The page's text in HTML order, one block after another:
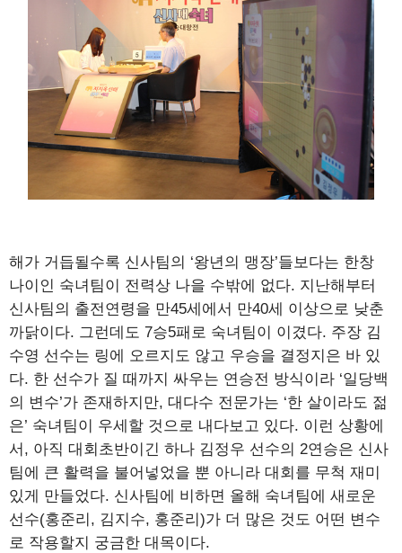
해가 거듭될수록 신사팀의 ‘왕년의 맹장’들보다는 한창
나이인 숙녀팀이 전력상 나을 수밖에 없다. 지난해부터
신사팀의 출전연령을 만45세에서 만40세 이상으로 낮춘
까닭이다. 그런데도 7승5패로 숙녀팀이 이겼다. 주장 김
수영 선수는 링에 오르지도 않고 우승을 결정지은 바 있
다. 한 선수가 질 때까지 싸우는 연승전 방식이라 ‘일당백
의 변수’가 존재하지만, 대다수 전문가는 ‘한 살이라도 젊
은’ 숙녀팀이 우세할 것으로 내다보고 있다. 이런 상황에
서, 아직 대회초반이긴 하나 김정우 선수의 2연승은 신사
팀에 큰 활력을 불어넣었을 뿐 아니라 대회를 무척 재미
있게 만들었다. 신사팀에 비하면 올해 숙녀팀에 새로운
선수(홍준리, 김지수, 홍준리)가 더 많은 것도 어떤 변수
로 작용할지 궁금한 대목이다.